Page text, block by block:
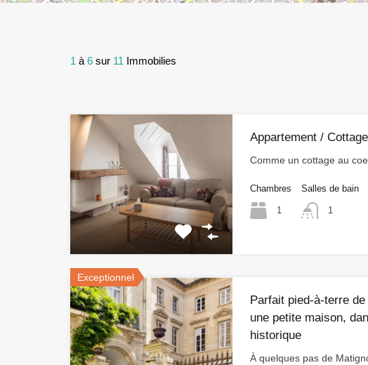
1 à 6 sur 11 Immobilies
Appartement /
Comme un cottage au
Chambres
1
Salles de bain
1
Exceptionnel
Parfait pied-à-terre
une petite maison,
historique
À quelques pas de